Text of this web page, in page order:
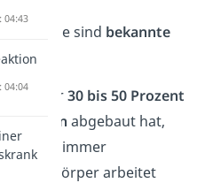
sind bekannte
Körper30 bis 50 Prozent
abgebaut hat,
Folgen immer
Dein Körper arbeitet
04:43
04:04